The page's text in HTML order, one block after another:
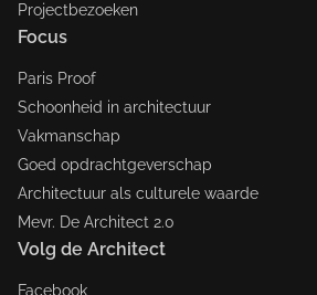
Projectbezoeken
Focus
Paris Proof
Schoonheid in architectuur
Vakmanschap
Goed opdrachtgeverschap
Architectuur als culturele waarde
Mevr. De Architect 2.0
Volg de Architect
Facebook